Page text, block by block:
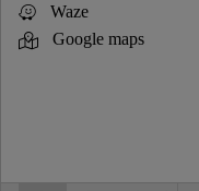
Waze
Google maps